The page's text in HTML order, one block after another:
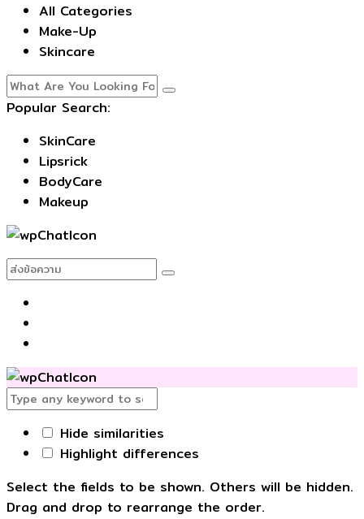
All Categories
Make-Up
Skincare
Popular Search:
SkinCare
Lipsrick
BodyCare
Makeup
Hide similarities
Highlight differences
Select the fields to be shown. Others will be hidden.
Drag and drop to rearrange the order.